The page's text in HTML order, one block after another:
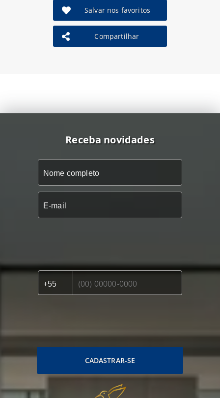
Salvar nos favoritos
Compartilhar
Receba novidades
CADASTRAR-SE